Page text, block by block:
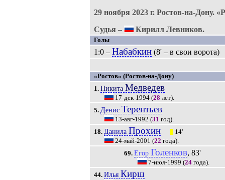
29 ноября 2023 г. Ростов-на-Дону.
Судья –
Кирилл Левников.
Голы
1:0 – Набабкин(8' – в свои ворота)
«Ростов» (Ростов-на-Дону)
1. Никита Медведев
17-дек-1994(28 лет).
5. Денис Терентьев
13-авг-1992 (31 год).
18. Данила Прохин
14'
24-май-2001 (22 года).
69. Егор Голенков, 83'
7-июл-1999 (24 года).
44. Илья Кирш